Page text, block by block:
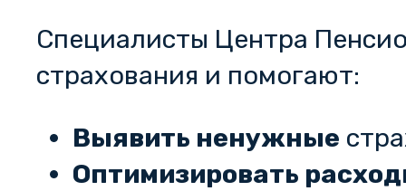
Специалисты Центра
страхования и помогают:
Выявить ненужные
Оптимизировать